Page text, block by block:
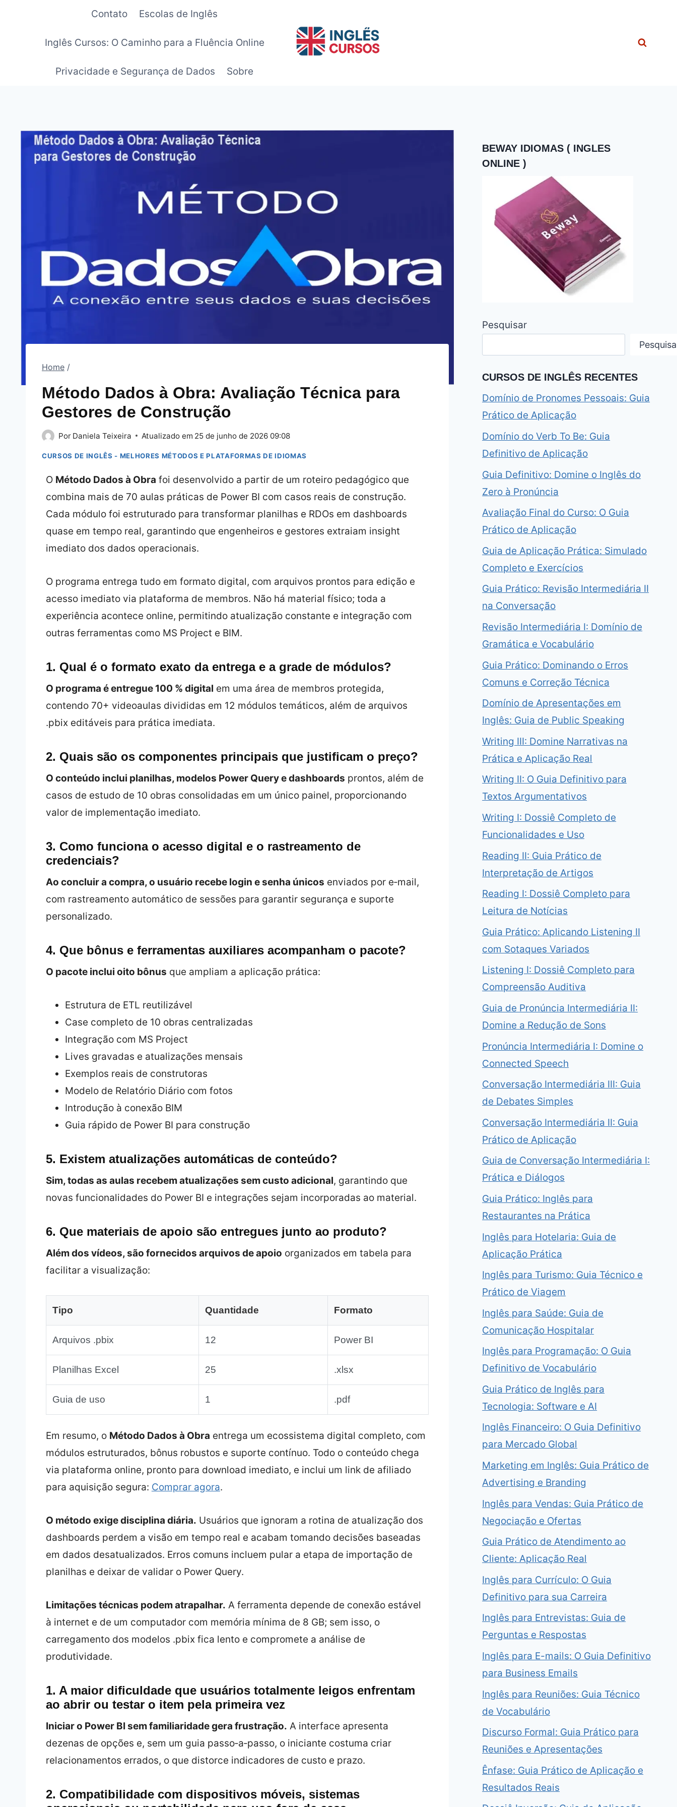
Contato Escolas de Inglês
Inglês Cursos: O Caminho para a Fluência Online
Privacidade e Segurança de Dados Sobre
Home /
Método Dados à Obra: Avaliação Técnica para
Gestores de Construção
Por Daniela Teixeira Atualizado em 25 de junho de 2026 09:08
CURSOS DE INGLÊS - MELHORES MÉTODOS E PLATAFORMAS DE IDIOMAS
O Método Dados à Obra foi desenvolvido a partir de um roteiro pedagógico que
combina mais de 70 aulas práticas de Power BI com casos reais de construção.
Cada módulo foi estruturado para transformar planilhas e RDOs em dashboards
quase em tempo real, garantindo que engenheiros e gestores extraiam insight
imediato dos dados operacionais.
O programa entrega tudo em formato digital, com arquivos prontos para edição e
acesso imediato via plataforma de membros. Não há material físico; toda a
experiência acontece online, permitindo atualização constante e integração com
outras ferramentas como MS Project e BIM.
1. Qual é o formato exato da entrega e a grade de módulos?
O programa é entregue 100 % digital em uma área de membros protegida,
contendo 70+ videoaulas divididas em 12 módulos temáticos, além de arquivos
.pbix editáveis para prática imediata.
2. Quais são os componentes principais que justificam o preço?
O conteúdo inclui planilhas, modelos Power Query e dashboards prontos, além de
casos de estudo de 10 obras consolidadas em um único painel, proporcionando
valor de implementação imediato.
3. Como funciona o acesso digital e o rastreamento de
credenciais?
Ao concluir a compra, o usuário recebe login e senha únicos enviados por e‑mail,
com rastreamento automático de sessões para garantir segurança e suporte
personalizado.
4. Que bônus e ferramentas auxiliares acompanham o pacote?
O pacote inclui oito bônus que ampliam a aplicação prática:
Estrutura de ETL reutilizável
Case completo de 10 obras centralizadas
Integração com MS Project
Lives gravadas e atualizações mensais
Exemplos reais de construtoras
Modelo de Relatório Diário com fotos
Introdução à conexão BIM
Guia rápido de Power BI para construção
5. Existem atualizações automáticas de conteúdo?
Sim, todas as aulas recebem atualizações sem custo adicional, garantindo que
novas funcionalidades do Power BI e integrações sejam incorporadas ao material.
6. Que materiais de apoio são entregues junto ao produto?
Além dos vídeos, são fornecidos arquivos de apoio organizados em tabela para
facilitar a visualização:
Tipo Quantidade Formato
Arquivos .pbix 12 Power BI
Planilhas Excel 25 .xlsx
Guia de uso 1 .pdf
Em resumo, o Método Dados à Obra entrega um ecossistema digital completo, com
módulos estruturados, bônus robustos e suporte contínuo. Todo o conteúdo chega
via plataforma online, pronto para download imediato, e inclui um link de afiliado
para aquisição segura: Comprar agora.
O método exige disciplina diária. Usuários que ignoram a rotina de atualização dos
dashboards perdem a visão em tempo real e acabam tomando decisões baseadas
em dados desatualizados. Erros comuns incluem pular a etapa de importação de
planilhas e deixar de validar o Power Query.
Limitações técnicas podem atrapalhar. A ferramenta depende de conexão estável
à internet e de um computador com memória mínima de 8 GB; sem isso, o
carregamento dos modelos .pbix fica lento e compromete a análise de
produtividade.
1. A maior dificuldade que usuários totalmente leigos enfrentam
ao abrir ou testar o item pela primeira vez
Iniciar o Power BI sem familiaridade gera frustração. A interface apresenta
dezenas de opções e, sem um guia passo‑a‑passo, o iniciante costuma criar
relacionamentos errados, o que distorce indicadores de custo e prazo.
2. Compatibilidade com dispositivos móveis, sistemas
BEWAY IDIOMAS ( INGLES
ONLINE )
Pesquisar
CURSOS DE INGLÊS RECENTES
Domínio de Pronomes Pessoais: Guia
Prático de Aplicação
Domínio do Verb To Be: Guia
Definitivo de Aplicação
Guia Definitivo: Domine o Inglês do
Zero à Pronúncia
Avaliação Final do Curso: O Guia
Prático de Aplicação
Guia de Aplicação Prática: Simulado
Completo e Exercícios
Guia Prático: Revisão Intermediária II
na Conversação
Revisão Intermediária I: Domínio de
Gramática e Vocabulário
Guia Prático: Dominando o Erros
Comuns e Correção Técnica
Domínio de Apresentações em
Inglês: Guia de Public Speaking
Writing III: Domine Narrativas na
Prática e Aplicação Real
Writing II: O Guia Definitivo para
Textos Argumentativos
Writing I: Dossiê Completo de
Funcionalidades e Uso
Reading II: Guia Prático de
Interpretação de Artigos
Reading I: Dossiê Completo para
Leitura de Notícias
Guia Prático: Aplicando Listening II
com Sotaques Variados
Listening I: Dossiê Completo para
Compreensão Auditiva
Guia de Pronúncia Intermediária II:
Domine a Redução de Sons
Pronúncia Intermediária I: Domine o
Connected Speech
Conversação Intermediária III: Guia
de Debates Simples
Conversação Intermediária II: Guia
Prático de Aplicação
Guia de Conversação Intermediária I:
Prática e Diálogos
Guia Prático: Inglês para
Restaurantes na Prática
Inglês para Hotelaria: Guia de
Aplicação Prática
Inglês para Turismo: Guia Técnico e
Prático de Viagem
Inglês para Saúde: Guia de
Comunicação Hospitalar
Inglês para Programação: O Guia
Definitivo de Vocabulário
Guia Prático de Inglês para
Tecnologia: Software e AI
Inglês Financeiro: O Guia Definitivo
para Mercado Global
Marketing em Inglês: Guia Prático de
Advertising e Branding
Inglês para Vendas: Guia Prático de
Negociação e Ofertas
Guia Prático de Atendimento ao
Cliente: Aplicação Real
Inglês para Currículo: O Guia
Definitivo para sua Carreira
Inglês para Entrevistas: Guia de
Perguntas e Respostas
Inglês para E-mails: O Guia Definitivo
para Business Emails
Inglês para Reuniões: Guia Técnico
de Vocabulário
Discurso Formal: Guia Prático para
Reuniões e Apresentações
Ênfase: Guia Prático de Aplicação e
Resultados Reais